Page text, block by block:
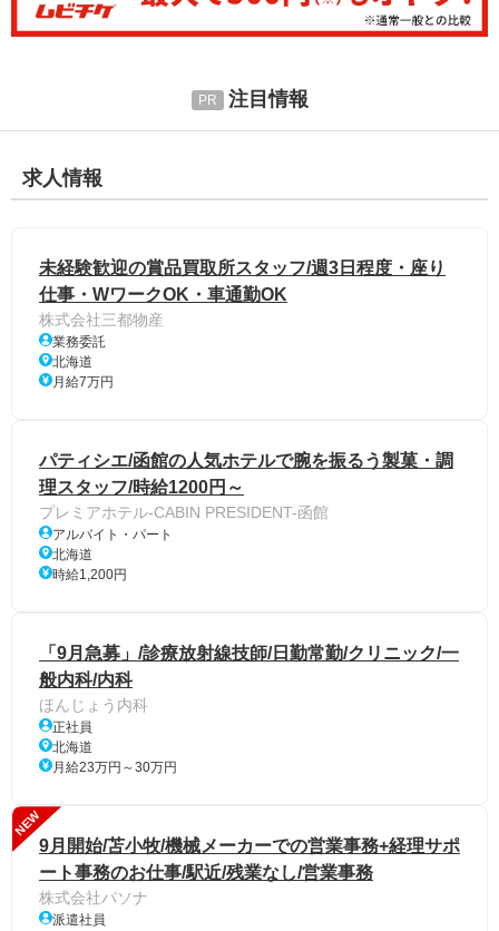
注目情報
求人情報
未経験歓迎の賞品買取所スタッフ/週3日程度・座り
仕事・WワークOK・車通勤OK
株式会社三都物産
業務委託
北海道
月給7万円
パティシエ/函館の人気ホテルで腕を振るう製菓・調
理スタッフ/時給1200円～
プレミアホテル-CABIN PRESIDENT-函館
アルバイト・パート
北海道
時給1,200円
「9月急募」/診療放射線技師/日勤常勤/クリニック/一
般内科/内科
ほんじょう内科
正社員
北海道
月給23万円～30万円
NEW
9月開始/苫小牧/機械メーカーでの営業事務+経理サポ
ート事務のお仕事/駅近/残業なし/営業事務
株式会社パソナ
派遣社員